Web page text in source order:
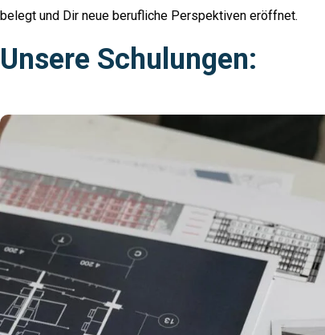
belegt und Dir neue berufliche Perspektiven eröffnet.
Unsere Schulungen: